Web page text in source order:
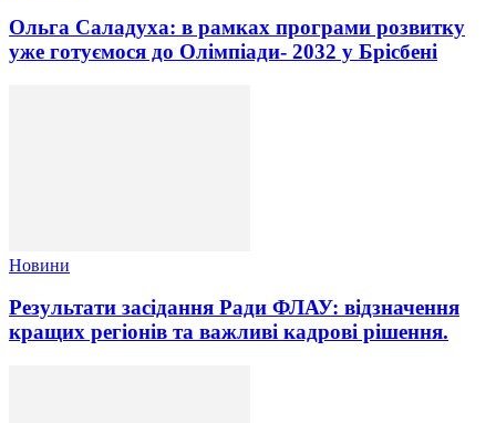
Ольга Саладуха: в рамках програми розвитку
уже готуємося до Олімпіади- 2032 у Брісбені
Новини
Результати засідання Ради ФЛАУ: відзначення
кращих регіонів та важливі кадрові рішення.